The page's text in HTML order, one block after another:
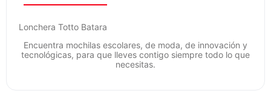
Lonchera Totto Batara
Encuentra mochilas escolares, de moda, de innovación y
tecnológicas, para que lleves contigo siempre todo lo que
necesitas.